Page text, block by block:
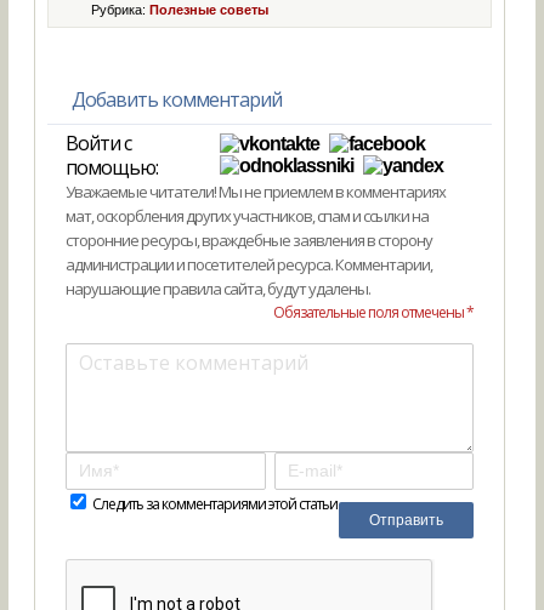
Рубрика:Полезные советы
Добавить комментарий
Войти с
помощью:
Уважаемые читатели! Мы не приемлем в комментариях
мат, оскорбления других участников, спам и ссылки на
сторонние ресурсы, враждебные заявления в сторону
администрации и посетителей ресурса. Комментарии,
нарушающие правила сайта, будут удалены.
Обязательные поля отмечены *
Следить за комментариями этой статьи